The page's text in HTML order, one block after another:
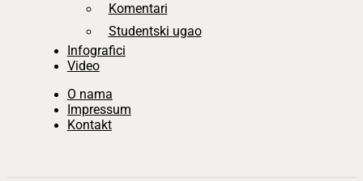
Komentari
Studentski ugao
Infografici
Video
O nama
Impressum
Kontakt